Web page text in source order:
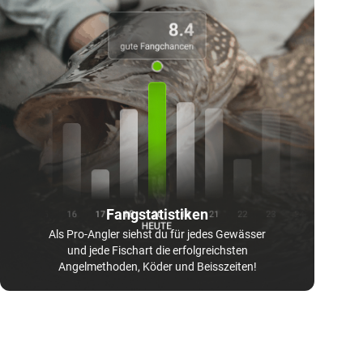
Fangstatistiken
Als Pro-Angler siehst du für jedes Gewässer
und jede Fischart die erfolgreichsten
Angelmethoden, Köder und Beisszeiten!